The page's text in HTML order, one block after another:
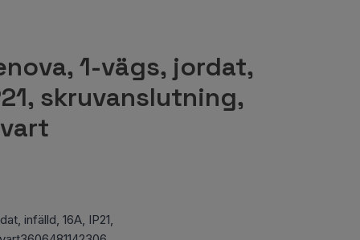
1-vägs, jordat,
skruvanslutning,
infälld, 16A, IP21,